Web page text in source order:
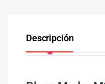
Descripción